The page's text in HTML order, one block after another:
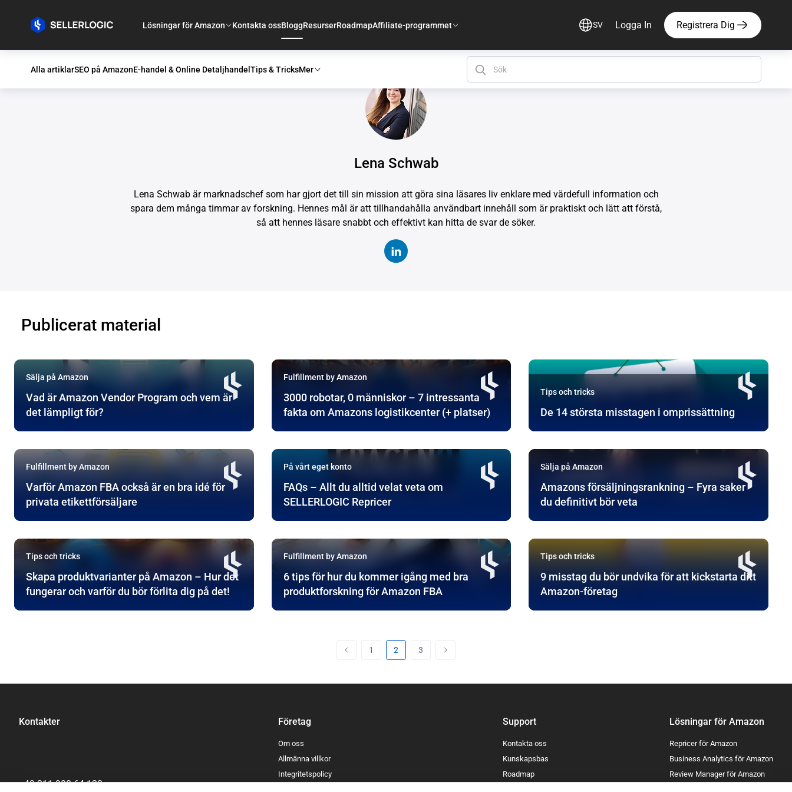
Lösningar för Amazon Kontakta ossBloggResurserRoadmapAffiliate-programmet SV Logga In Registrera Dig
Alla artiklarSEO på AmazonE-handel & Online DetaljhandelTips & TricksMer
Lena Schwab
Lena Schwab är marknadschef som har gjort det till sin mission att göra sina läsares liv enklare med värdefull information och
spara dem många timmar av forskning. Hennes mål är att tillhandahålla användbart innehåll som är praktiskt och lätt att förstå,
så att hennes läsare snabbt och effektivt kan hitta de svar de söker.
Publicerat material
Sälja på Amazon
Vad är Amazon Vendor Program och vem är
det lämpligt för?
Fulfillment by Amazon
3000 robotar, 0 människor – 7 intressanta
fakta om Amazons logistikcenter (+ platser)
Tips och tricks
De 14 största misstagen i omprissättning
Fulfillment by Amazon
Varför Amazon FBA också är en bra idé för
privata etikettförsäljare
På vårt eget konto
FAQs – Allt du alltid velat veta om
SELLERLOGIC Repricer
Sälja på Amazon
Amazons försäljningsrankning – Fyra saker
du definitivt bör veta
Tips och tricks
Skapa produktvarianter på Amazon – Hur det
fungerar och varför du bör förlita dig på det!
Fulfillment by Amazon
6 tips för hur du kommer igång med bra
produktforskning för Amazon FBA
Tips och tricks
9 misstag du bör undvika för att kickstarta ditt
Amazon-företag
1 2 3
Kontakter
+49 211 900 64 120
Företag
Om oss
Allmänna villkor
Integritetspolicy
Support
Kontakta oss
Kunskapsbas
Roadmap
Lösningar för Amazon
Repricer för Amazon
Business Analytics för Amazon
Review Manager för Amazon